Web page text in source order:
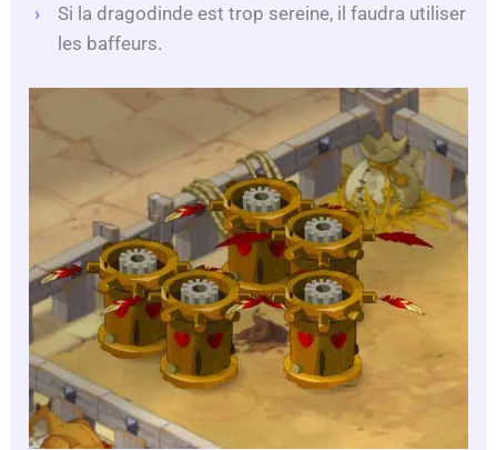
Si la dragodinde est trop sereine, il faudra utiliser
les baffeurs.